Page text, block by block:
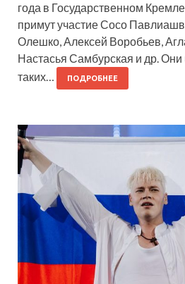
года в Государственном
примут участие Сосо
Олешко, Алексей Воробьев,
Настасья Самбурская и др. Они
таких…
ПОДРОБНЕЕ